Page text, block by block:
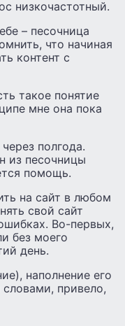
низкочастотный.
– песочница
что начиная
контент с
такое понятие
мне она пока
полгода.
из песочницы
помощь.
на сайт в любом
свой сайт
Во-первых,
без моего
день.
наполнение его
привело,